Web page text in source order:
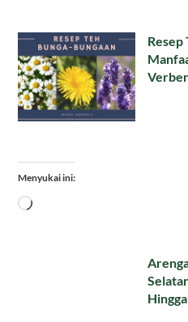
Resep
Menyukai ini:
Memuat...